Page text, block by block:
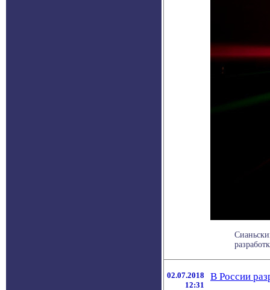
02.07.2018
12:31
В России